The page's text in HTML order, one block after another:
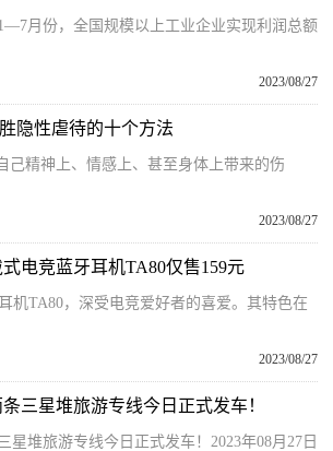
月份，全国规模以上工业企业实现利润总额
2023/08/27
隐性虐待的十个方法
己精神上、情感上、甚至身体上带来的伤
2023/08/27
电竞蓝牙耳机TA80仅售159元
机TA80，深受电竞爱好者的喜爱。其特色在
2023/08/27
三星堆旅游专线今日正式发车！
星堆旅游专线今日正式发车！2023年08月27日